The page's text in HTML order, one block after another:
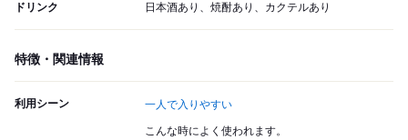
ドリンク 日本酒あり、焼酎あり、カクテルあり
特徴・関連情報
利用シーン 一人で入りやすい
こんな時によく使われます。